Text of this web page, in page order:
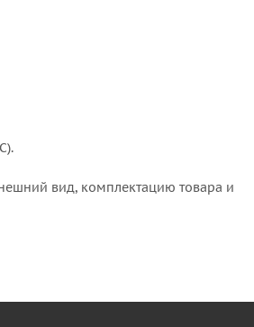
вид, комплектацию товара и